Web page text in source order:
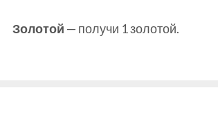
Золотой — получи 1 золотой.